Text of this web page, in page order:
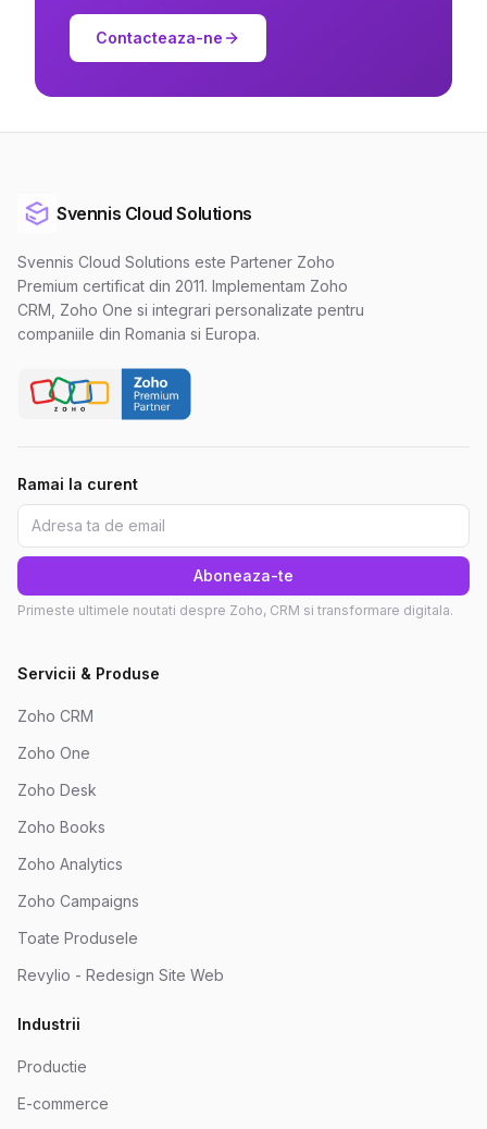
Contacteaza-ne
Svennis Cloud Solutions
Svennis Cloud Solutions este Partener Zoho
Premium certificat din 2011. Implementam Zoho
CRM, Zoho One si integrari personalizate pentru
companiile din Romania si Europa.
Ramai la curent
Aboneaza-te
Primeste ultimele noutati despre Zoho, CRM si transformare digitala.
Servicii & Produse
Zoho CRM
Zoho One
Zoho Desk
Zoho Books
Zoho Analytics
Zoho Campaigns
Toate Produsele
Revylio - Redesign Site Web
Industrii
Productie
E-commerce